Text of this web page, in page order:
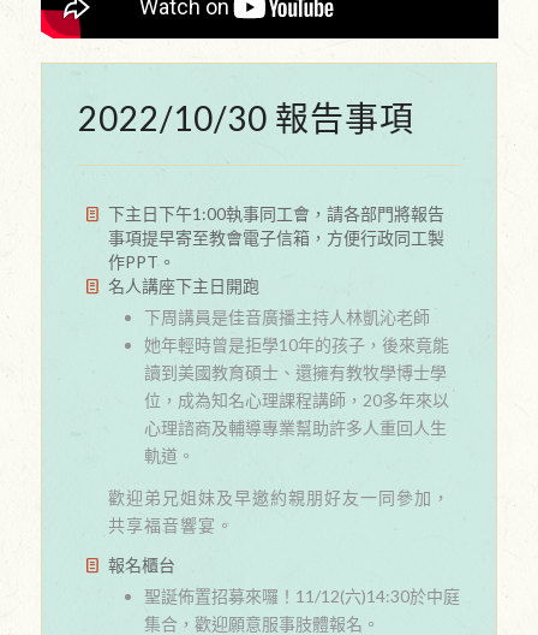
2022/10/30 報告事項
下主日下午1:00執事同工會，請各部門將報告
事項提早寄至教會電子信箱，方便行政同工製
作PPT。
名人講座下主日開跑
下周講員是佳音廣播主持人林凱沁老師
她年輕時曾是拒學10年的孩子，後來竟能
讀到美國教育碩士、還擁有教牧學博士學
位，成為知名心理課程講師，20多年來以
心理諮商及輔導專業幫助許多人重回人生
軌道。
歡迎弟兄姐妹及早邀約親朋好友一同參加，
共享福音響宴。
報名櫃台
聖誕佈置招募來囉！11/12(六)14:30於中庭
集合，歡迎願意服事肢體報名。